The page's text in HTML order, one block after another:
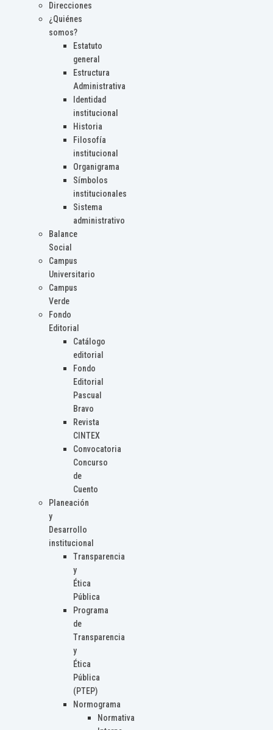
Direcciones
¿Quiénes
somos?
Estatuto
general
Estructura
Administrativa
Identidad
institucional
Historia
Filosofía
institucional
Organigrama
Símbolos
institucionales
Sistema
administrativo
Balance
Social
Campus
Universitario
Campus
Verde
Fondo
Editorial
Catálogo
editorial
Fondo
Editorial
Pascual
Bravo
Revista
CINTEX
Convocatoria
Concurso
de
Cuento
Planeación
y
Desarrollo
institucional
Transparencia
y
Ética
Pública
Programa
de
Transparencia
y
Ética
Pública
(PTEP)
Normograma
Normativa